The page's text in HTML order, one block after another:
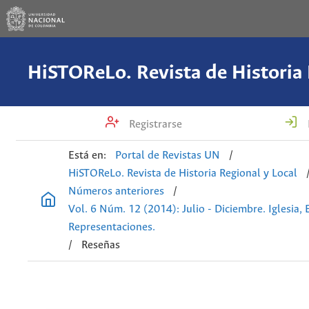
Registrarse
Está en: Portal de Revistas UN
/
HiSTOReLo. Revista de Historia Regional y Local
Números anteriores
/
Vol. 6 Núm. 12 (2014): Julio - Diciembre. Iglesia,
Representaciones.
/
Reseñas